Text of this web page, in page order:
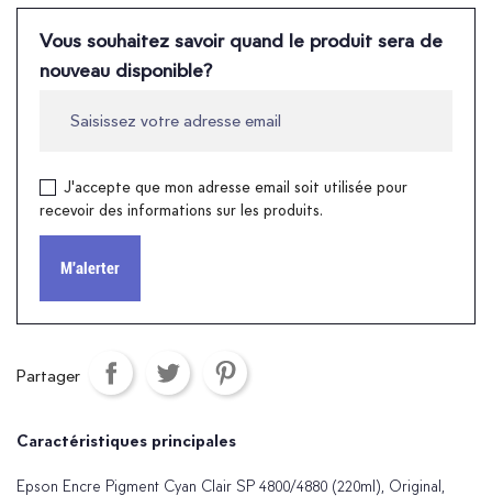
Vous souhaitez savoir quand le produit sera de
nouveau disponible?
J'accepte que mon adresse email soit utilisée pour
recevoir des informations sur les produits.
M'alerter
Partager
Caractéristiques principales
Epson Encre Pigment Cyan Clair SP 4800/4880 (220ml), Original,